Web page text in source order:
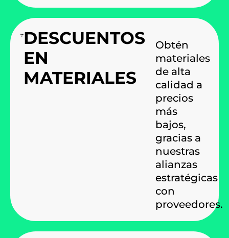
DESCUENTOS
EN
MATERIALES
Obtén
materiales
de alta
calidad a
precios
más
bajos,
gracias a
nuestras
alianzas
estratégicas
con
proveedores.